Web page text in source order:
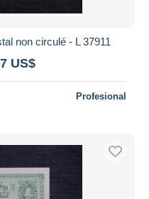
non circulé - L 37911
US$
Profesional